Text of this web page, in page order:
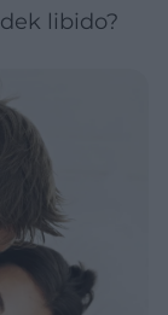
libido?